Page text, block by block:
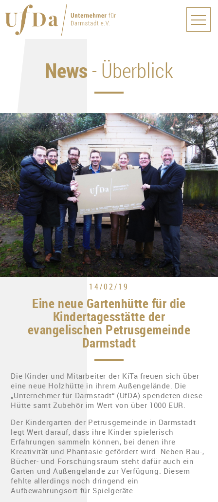
News- Überblick
14/02/19
Eine neue Gartenhütte für die
Kindertagesstätte der
evangelischen Petrusgemeinde
Darmstadt
Die Kinder und Mitarbeiter der KiTa freuen sich über
eine neue Holzhütte in ihrem Außengelände. Die
„Unternehmer für Darmstadt“ (UfDA) spendeten diese
Hütte samt Zubehör im Wert von über 1000 EUR.
Der Kindergarten der Petrusgemeinde in Darmstadt
legt Wert darauf, dass ihre Kinder spielerisch
Erfahrungen sammeln können, bei denen ihre
Kreativität und Phantasie gefördert wird. Neben Bau-,
Bücher- und Forschungsraum steht dafür auch ein
Garten und Außengelände zur Verfügung. Diesem
fehlte allerdings noch dringend ein
Aufbewahrungsort für Spielgeräte.